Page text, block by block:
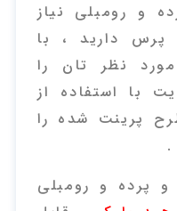
و رومبلی نیاز
دارید ، با
نظر تان را
با استفاده از
پرینت شده را
.
پرده و رومبلی